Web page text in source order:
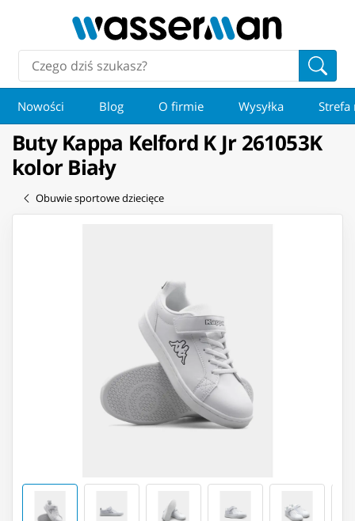
Nowości Blog O firmie Wysyłka Strefa
Buty Kappa Kelford K Jr 261053K
kolor Biały
Obuwie sportowe dziecięce